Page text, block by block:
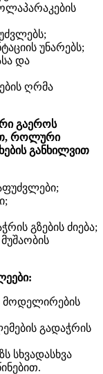
უნარებს;
და
ღრმა
გაეროს
როლური
განხილვით
გზების ძიება;
მოდელირების
გადაჭრის
სხვადასხვა